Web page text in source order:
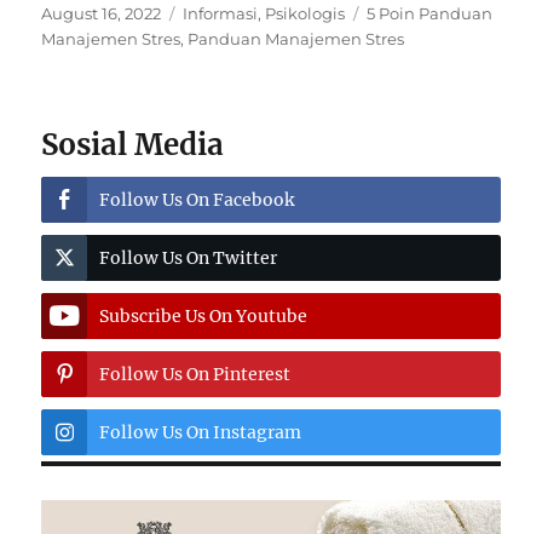
Posted
on
August 16, 2022 Categories
Informasi, Psikologis Tags
5 Poin Panduan
Manajemen Stres, Panduan Manajemen Stres
Sosial Media
Follow Us On Facebook
Follow Us On Twitter
Subscribe Us On Youtube
Follow Us On Pinterest
Follow Us On Instagram